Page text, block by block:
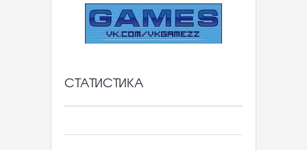
СТАТИСТИКА